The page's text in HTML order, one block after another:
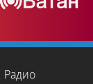
Радио